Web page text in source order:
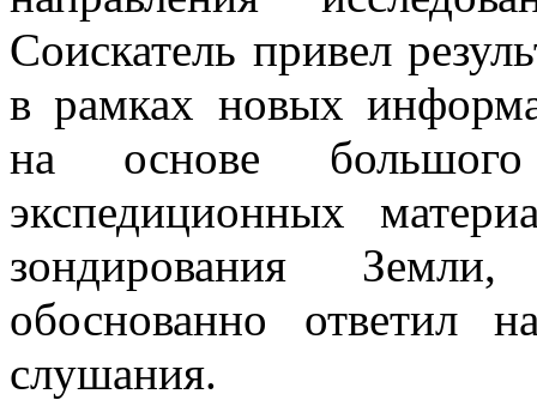
Соискатель привел
в рамках новых
на основе большого
экспедиционных
зондирования Земли,
обоснованно ответил
слушания.